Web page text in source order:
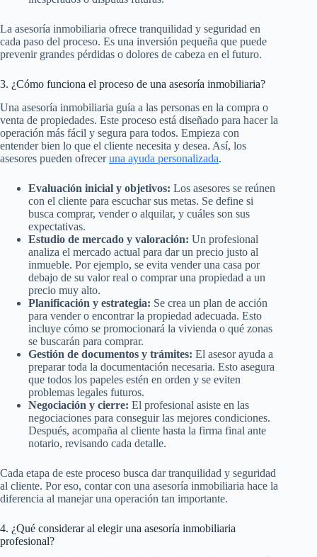
La asesoría inmobiliaria ofrece tranquilidad y seguridad en
cada paso del proceso. Es una inversión pequeña que puede
prevenir grandes pérdidas o dolores de cabeza en el futuro.
3. ¿Cómo funciona el proceso de una asesoría inmobiliaria?
Una asesoría inmobiliaria guía a las personas en la compra o
venta de propiedades. Este proceso está diseñado para hacer la
operación más fácil y segura para todos. Empieza con
entender bien lo que el cliente necesita y desea. Así, los
asesores pueden ofreceruna ayuda personalizada.
Evaluación inicial y objetivos: Los asesores se reúnen
con el cliente para escuchar sus metas. Se define si
busca comprar, vender o alquilar, y cuáles son sus
expectativas.
Estudio de mercado y valoración: Un profesional
analiza el mercado actual para dar un precio justo al
inmueble. Por ejemplo, se evita vender una casa por
debajo de su valor real o comprar una propiedad a un
precio muy alto.
Planificación y estrategia: Se crea un plan de acción
para vender o encontrar la propiedad adecuada. Esto
incluye cómo se promocionará la vivienda o qué zonas
se buscarán para comprar.
Gestión de documentos y trámites: El asesor ayuda a
preparar toda la documentación necesaria. Esto asegura
que todos los papeles estén en orden y se eviten
problemas legales futuros.
Negociación y cierre: El profesional asiste en las
negociaciones para conseguir las mejores condiciones.
Después, acompaña al cliente hasta la firma final ante
notario, revisando cada detalle.
Cada etapa de este proceso busca dar tranquilidad y seguridad
al cliente. Por eso, contar con una asesoría inmobiliaria hace la
diferencia al manejar una operación tan importante.
4. ¿Qué considerar al elegir una asesoría inmobiliaria
profesional?